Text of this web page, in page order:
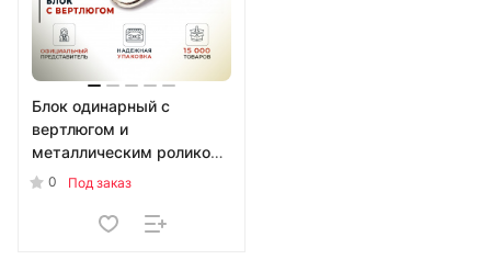
Блок одинарный с
вертлюгом и
металлическим роликом
20 мм (d6) 00000005272
0 Под заказ